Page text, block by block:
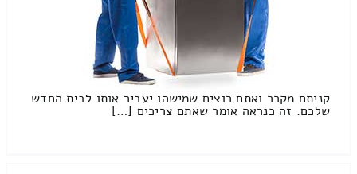
קניתם מקרר ואתם רוצים שמישהו יעביר אותו לבית החדש
שלכם. זה כנראה אומר שאתם צריכים […]